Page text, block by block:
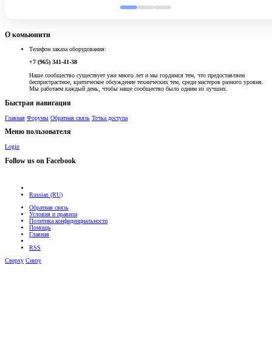
О комьюнити
Телефон заказа оборудования:
+7 (965) 341-41-38
Наше сообщество существует уже много лет и мы гордимся тем, что предоставляем
беспристрастное, критическое обсуждение технических тем, среди мастеров разного уровня.
Мы работаем каждый день, чтобы наше сообщество было одним из лучших.
Быстрая навигация
Главная Форумы Обратная связь Точка доступа
Меню пользователя
Login
Follow us on Facebook
Russian (RU)
Обратная связь
Условия и правила
Политика конфиденциальности
Помощь
Главная
RSS
Сверху Снизу